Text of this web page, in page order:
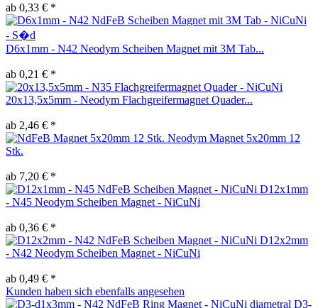
ab 0,33 € *
D6x1mm - N42 Neodym Scheiben Magnet mit 3M Tab...
ab 0,21 € *
20x13,5x5mm - Neodym Flachgreifermagnet Quader...
ab 2,46 € *
Neodym Magnet 5x20mm 12
Stk.
ab 7,20 € *
D12x1mm
- N45 Neodym Scheiben Magnet - NiCuNi
ab 0,36 € *
D12x2mm
- N42 Neodym Scheiben Magnet - NiCuNi
ab 0,49 € *
Kunden haben sich ebenfalls angesehen
D3-